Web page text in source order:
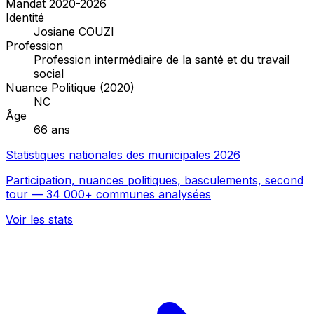
Mandat 2020-2026
Identité
Josiane COUZI
Profession
Profession intermédiaire de la santé et du travail
social
Nuance Politique (2020)
NC
Âge
66 ans
Statistiques nationales des municipales 2026
Participation, nuances politiques, basculements, second
tour — 34 000+ communes analysées
Voir les stats